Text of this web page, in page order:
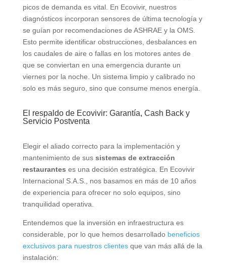
picos de demanda es vital. En Ecovivir, nuestros
diagnósticos incorporan sensores de última tecnología y
se guían por recomendaciones de ASHRAE y la OMS.
Esto permite identificar obstrucciones, desbalances en
los caudales de aire o fallas en los motores antes de
que se conviertan en una emergencia durante un
viernes por la noche. Un sistema limpio y calibrado no
solo es más seguro, sino que consume menos energía.
El respaldo de Ecovivir: Garantía, Cash Back y
Servicio Postventa
Elegir el aliado correcto para la implementación y
mantenimiento de sus sistemas de extracción
restaurantes es una decisión estratégica. En Ecovivir
Internacional S.A.S., nos basamos en más de 10 años
de experiencia para ofrecer no solo equipos, sino
tranquilidad operativa.
Entendemos que la inversión en infraestructura es
considerable, por lo que hemos desarrollado beneficios
exclusivos para nuestros clientesque van más allá de la
instalación: